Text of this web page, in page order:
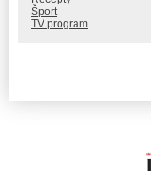
Šport
TV program